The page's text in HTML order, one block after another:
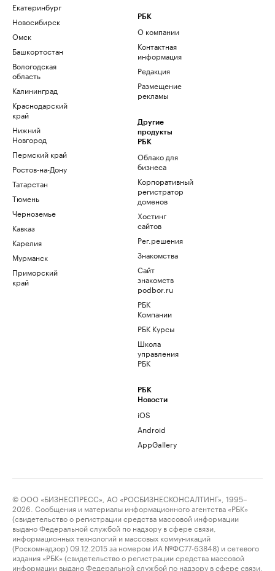
Екатеринбург
Новосибирск
Омск
Башкортостан
Вологодская
область
Калининград
Краснодарский
край
Нижний
Новгород
Пермский край
Ростов-на-Дону
Татарстан
Тюмень
Черноземье
Кавказ
Карелия
Мурманск
Приморский
край
РБК
О компании
Контактная
информация
Редакция
Размещение
рекламы
Другие
продукты
РБК
Облако для
бизнеса
Корпоративный
регистратор
доменов
Хостинг
сайтов
Рег.решения
Знакомства
Сайт
знакомств
podbor.ru
РБК
Компании
РБК Курсы
Школа
управления
РБК
РБК
Новости
iOS
Android
AppGallery
© ООО «БИЗНЕСПРЕСС», АО «РОСБИЗНЕСКОНСАЛТИНГ», 1995–
2026. Сообщения и материалы информационного агентства «РБК»
(свидетельство о регистрации средства массовой информации
выдано Федеральной службой по надзору в сфере связи,
информационных технологий и массовых коммуникаций
(Роскомнадзор) 09.12.2015 за номером ИА №ФС77-63848) и сетевого
издания «РБК» (свидетельство о регистрации средства массовой
информации выдано Федеральной службой по надзору в сфере связи,